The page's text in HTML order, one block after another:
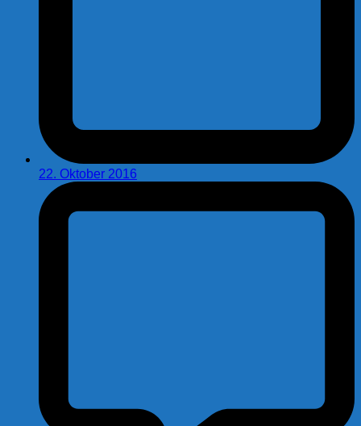
22. Oktober 2016